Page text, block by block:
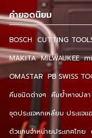
คำยอดนิยม
BOSCH CUTTING
MAKITA MILWAUKEE
OMASTAR PB SWISS
คีมชนิดต่างๆ คีมย้ำหางปล
ชุดประแจหกเหลี่ยม ประแจแ
ตัวแทนจำหน่ายประเทศไทย